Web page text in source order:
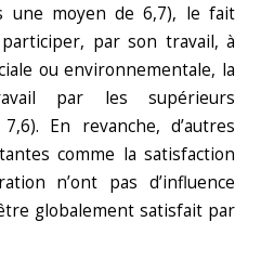
une moyen de 6,7), le fait
par son travail, à
ou environnementale, la
par les supérieurs
En revanche, d’autres
comme la satisfaction
n’ont pas d’influence
globalement satisfait par